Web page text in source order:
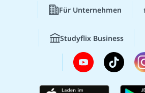
Für Unternehmen
Studyflix Business